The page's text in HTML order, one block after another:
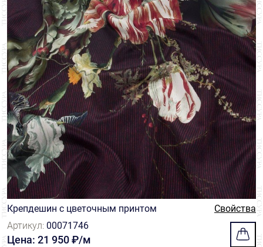
Крепдешин с цветочным принтом
Свойства
Артикул: 00071746
Цена: 21 950 ₽/м